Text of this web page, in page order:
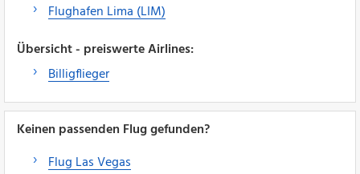
Flughafen Lima (LIM)
Übersicht - preiswerte Airlines:
Billigflieger
Keinen passenden Flug gefunden?
Flug Las Vegas